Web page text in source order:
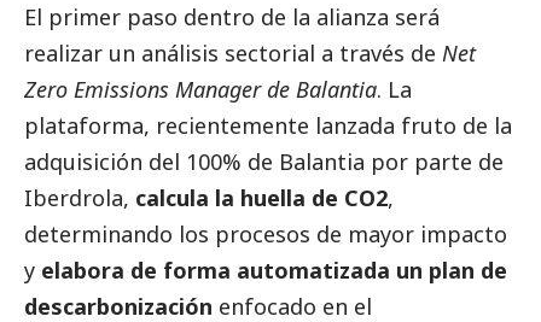
El primer paso dentro de la alianza será
realizar un análisis sectorial a través de Net
Zero Emissions Manager de Balantia. La
plataforma, recientemente lanzada fruto de la
adquisición del 100% de Balantia por parte de
Iberdrola, calcula la huella de CO2,
determinando los procesos de mayor impacto
y elabora de forma automatizada un plan de
descarbonización enfocado en el